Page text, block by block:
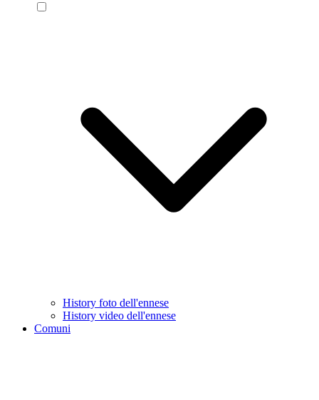
History foto dell'ennese
History video dell'ennese
Comuni